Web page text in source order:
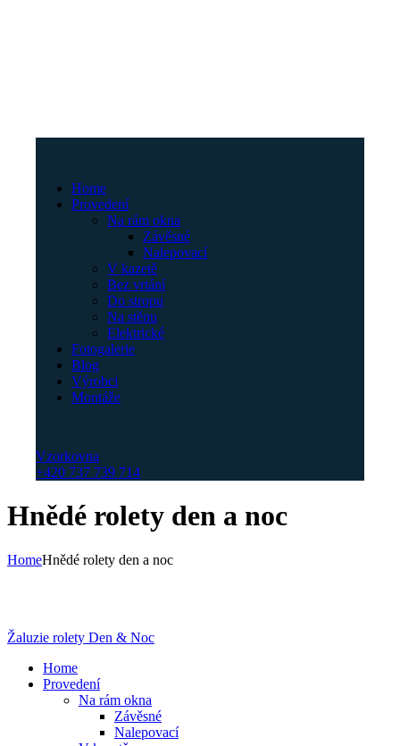
Home
Provedení
Na rám okna
Závěsné
Nalepovací
V kazetě
Bez vrtání
Do stropu
Na stěnu
Elektrické
Fotogalerie
Blog
Výrobci
Montáže
Vzorkovna
+420 737 739 714
Hnědé rolety den a noc
HomeHnědé rolety den a noc
Žaluzie rolety Den & Noc
Home
Provedení
Na rám okna
Závěsné
Nalepovací